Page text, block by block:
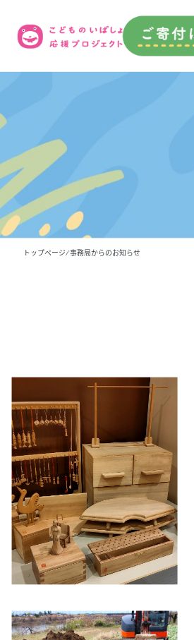
トップページ⁄ 事務局からのお知らせ